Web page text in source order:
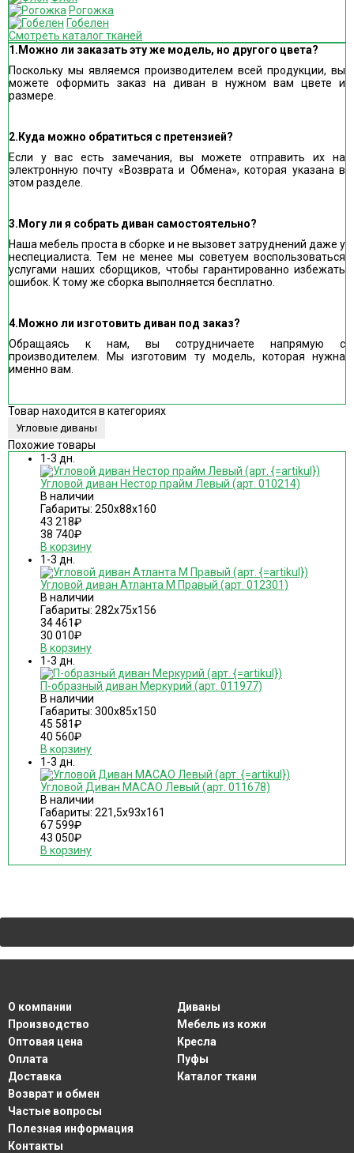
Рогожка
Гобелен
Смотреть каталог тканей
1.Можно ли заказать эту же модель, но другого цвета?
Поскольку мы являемся производителем всей продукции, вы
можете оформить заказ на диван в нужном вам цвете и
размере.
2.Куда можно обратиться с претензией?
Если у вас есть замечания, вы можете отправить их на
электронную почту «Возврата и Обмена», которая указана в
этом разделе.
3.Могу ли я собрать диван самостоятельно?
Наша мебель проста в сборке и не вызовет затруднений даже у
неспециалиста. Тем не менее мы советуем воспользоваться
услугами наших сборщиков, чтобы гарантированно избежать
ошибок. К тому же сборка выполняется бесплатно.
4.Можно ли изготовить диван под заказ?
Обращаясь к нам, вы сотрудничаете напрямую с
производителем. Мы изготовим ту модель, которая нужна
именно вам.
Товар находится в категориях
Угловые диваны
Похожие товары
1-3 дн.
Угловой диван Нестор прайм Левый (арт. 010214)
В наличии
Габариты: 250х88х160
43 218₽
38 740₽
В корзину
1-3 дн.
Угловой диван Атланта М Правый (арт. 012301)
В наличии
Габариты: 282х75х156
34 461₽
30 010₽
В корзину
1-3 дн.
П-образный диван Меркурий (арт. 011977)
В наличии
Габариты: 300х85х150
45 581₽
40 560₽
В корзину
1-3 дн.
Угловой Диван MACAO Левый (арт. 011678)
В наличии
Габариты: 221,5х93х161
67 599₽
43 050₽
В корзину
О компании
Производство
Оптовая цена
Оплата
Доставка
Возврат и обмен
Частые вопросы
Полезная информация
Контакты
Диваны
Мебель из кожи
Кресла
Пуфы
Каталог ткани